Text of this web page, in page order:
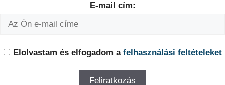
E-mail cím:
Elolvastam és elfogadom a felhasználási feltételeket